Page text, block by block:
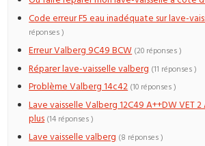
Code erreur F5 eau inadéquate sur lave-
réponses )
Erreur Valberg 9C49 BCW (20 réponses )
Réparer lave-vaisselle valberg (11 réponses )
Problème Valberg 14c42 (10 réponses )
Lave vaisselle Valberg 12C49 A++DW VET
plus (14 réponses )
Lave vaisselle valberg (8 réponses )